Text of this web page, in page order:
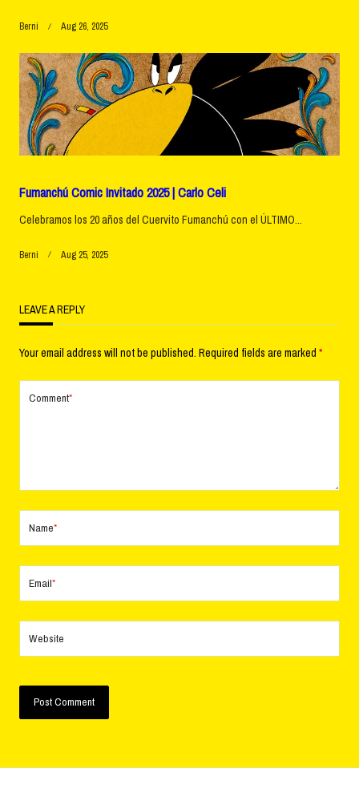
Berni Aug 26, 2025
Fumanchú Comic Invitado 2025 | Carlo Celi
Celebramos los 20 años del Cuervito Fumanchú con el ÚLTIMO...
Berni Aug 25, 2025
LEAVE A REPLY
Your email address will not be published. Required fields are marked *
Comment*
Name*
Email*
Website